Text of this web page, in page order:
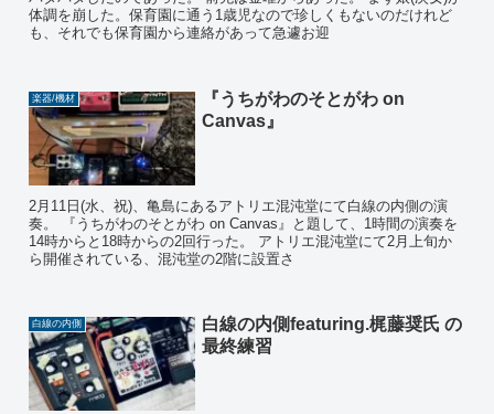
体調を崩した。保育園に通う1歳児なので珍しくもないのだけれど
も、それでも保育園から連絡があって急遽お迎
楽器/機材
『うちがわのそとがわ on
Canvas』
2月11日(水、祝)、亀島にあるアトリエ混沌堂にて白線の内側の演
奏。 『うちがわのそとがわ on Canvas』と題して、1時間の演奏を
14時からと18時からの2回行った。 アトリエ混沌堂にて2月上旬か
ら開催されている、混沌堂の2階に設置さ
白線の内側
白線の内側featuring.梶藤奨氏 の
最終練習